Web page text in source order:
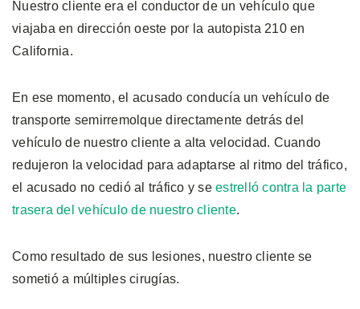
Nuestro cliente era el conductor de un vehículo que
viajaba en dirección oeste por la autopista 210 en
California.
En ese momento, el acusado conducía un vehículo de
transporte semirremolque directamente detrás del
vehículo de nuestro cliente a alta velocidad. Cuando
redujeron la velocidad para adaptarse al ritmo del tráfico,
el acusado no cedió al tráfico y se estrelló contra la parte
trasera del vehículo de nuestro cliente.
Como resultado de sus lesiones, nuestro cliente se
sometió a múltiples cirugías.